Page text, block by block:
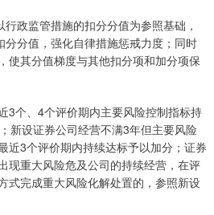
行政监管措施的扣分分值为参照基础，
分分值，强化自律措施惩戒力度；同时
使其分值梯度与其他扣分项和加分项保
3个、4个评价期内主要风险控制指标持
新设证券公司经营不满3年但主要风险
近3个评价期内持续达标予以加分；证券
现重大风险危及公司的持续经营，在评
式完成重大风险化解处置的，参照新设